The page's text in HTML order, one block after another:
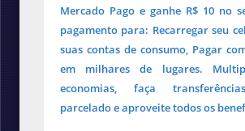
Mercado Pago e ganhe R$ 10 no
pagamento para: Recarregar seu
suas contas de consumo, Pagar
em milhares de lugares.
economias, faça
parcelado e aproveite todos os